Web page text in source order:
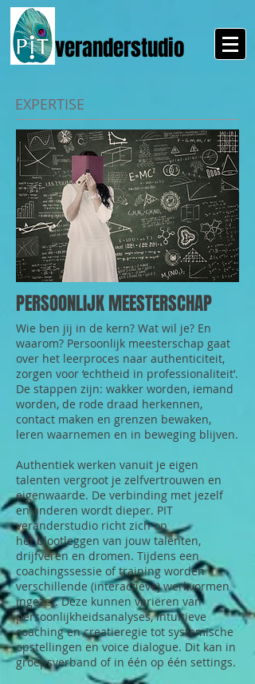
veranderstudio
EXPERTISE
PERSOONLIJK MEESTERSCHAP
Wie ben jij in de kern? Wat wil je? En
waarom? Persoonlijk meesterschap gaat
over het leerproces naar authenticiteit,
zorgen voor ‘echtheid in professionaliteit’.
De stappen zijn: wakker worden, iemand
worden, de rode draad herkennen,
contact maken en grenzen bewaken,
leren waarnemen en in beweging blijven.
Authentiek werken vanuit je eigen
talenten vergroot je zelfvertrouwen en
eigenwaarde. De verbinding met jezelf
en anderen wordt dieper. PIT
veranderstudio richt zich op
het blootleggen van jouw talenten,
drijfveren en dromen. Tijdens een
coachingssessie of training worden
verschillende (interactieve) werkvormen
ingezet. Deze kunnen variëren van
persoonlijkheidsanalyses, intuïtieve
coaching en creatieregie tot systemische
opstellingen en voice dialogue. Dit kan in
groepsverband of in één op één settings.